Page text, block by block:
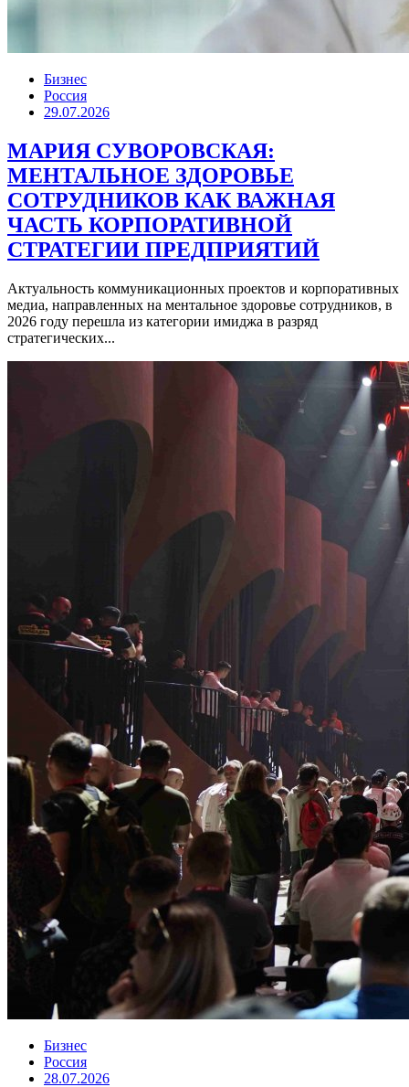
Бизнес
Россия
29.07.2026
МАРИЯ СУВОРОВСКАЯ:
МЕНТАЛЬНОЕ ЗДОРОВЬЕ
СОТРУДНИКОВ КАК ВАЖНАЯ
ЧАСТЬ КОРПОРАТИВНОЙ
СТРАТЕГИИ ПРЕДПРИЯТИЙ
Актуальность коммуникационных проектов и корпоративных
медиа, направленных на ментальное здоровье сотрудников, в
2026 году перешла из категории имиджа в разряд
стратегических...
Бизнес
Россия
28.07.2026